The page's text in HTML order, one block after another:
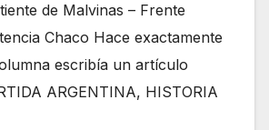
de Malvinas – Frente
Chaco Hace exactamente
escribía un artículo
ARGENTINA, HISTORIA